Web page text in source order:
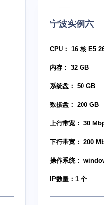
宁波实例六
CPU： 16 核 E5
内存： 32 GB
系统盘： 50 GB
数据盘： 200 GB
上行带宽： 30
下行带宽： 200
操作系统：
IP数量：1 个